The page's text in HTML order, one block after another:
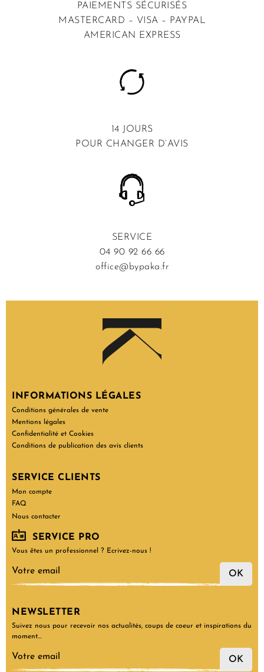
PAIEMENTS SÉCURISÉS
MASTERCARD – VISA – PAYPAL
AMERICAN EXPRESS
14 JOURS
POUR CHANGER D’AVIS
SERVICE
04 90 92 66 66
office@bypaka.fr
INFORMATIONS LÉGALES
Conditions générales de vente
Mentions légales
Confidentialité et Cookies
Conditions de publication des avis clients
SERVICE CLIENTS
Mon compte
FAQ
Nous contacter
SERVICE PRO
Vous êtes un professionnel ? Ecrivez-nous !
OK
NEWSLETTER
Suivez nous pour recevoir nos actualités, coups de coeur et inspirations du
moment…
OK